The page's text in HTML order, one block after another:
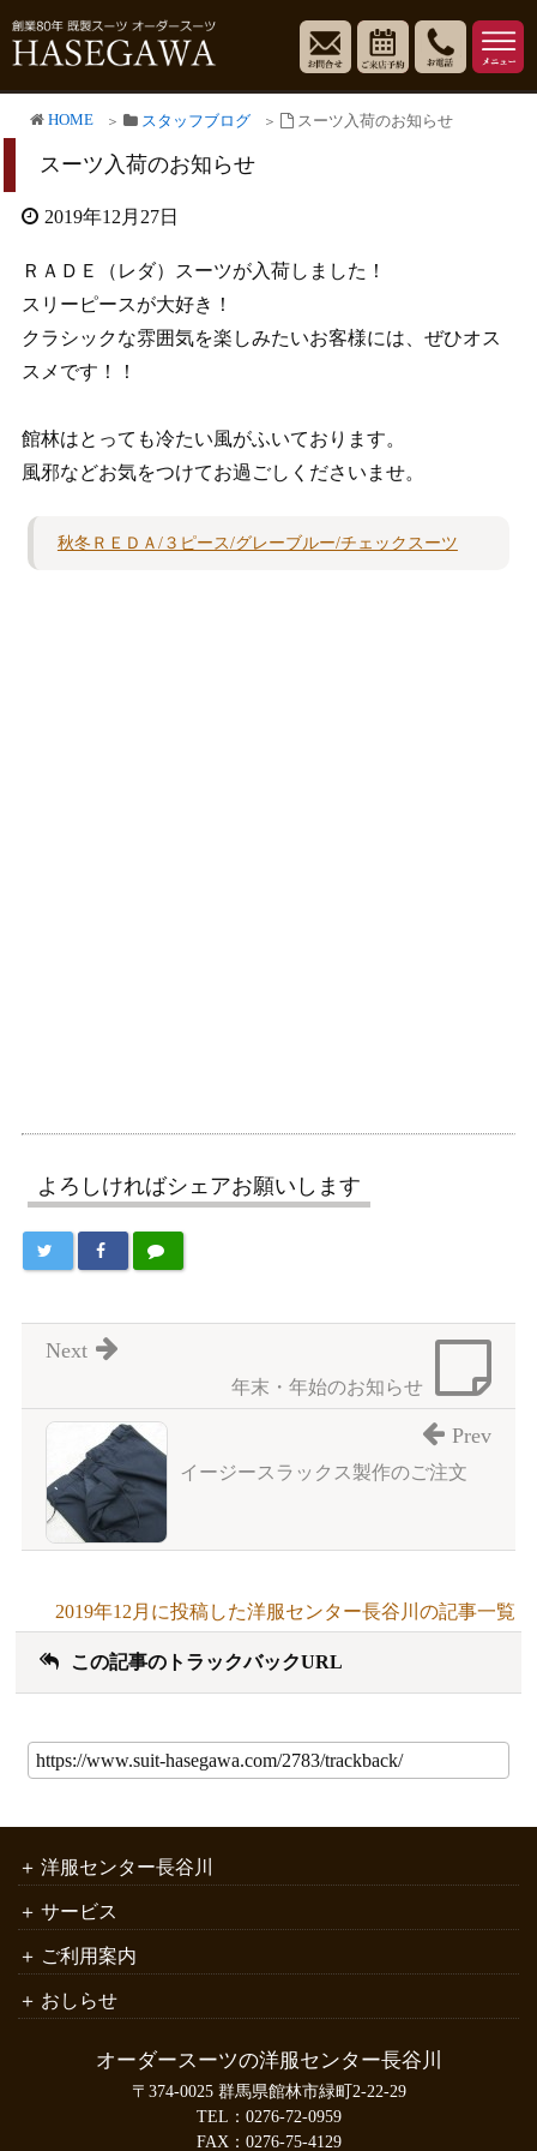
HOME スタッフブログ スーツ入荷のお知らせ
スーツ入荷のお知らせ
2019年12月27日
ＲＡＤＥ（レダ）スーツが入荷しました！
スリーピースが大好き！
クラシックな雰囲気を楽しみたいお客様には、ぜひオス
スメです！！
館林はとっても冷たい風がふいております。
風邪などお気をつけてお過ごしくださいませ。
秋冬ＲＥＤＡ/３ピース/グレーブルー/チェックスーツ
よろしければシェアお願いします
年末・年始のお知らせ
Next
イージースラックス製作のご注文
Prev
2019年12月に投稿した洋服センター長谷川の記事一覧
この記事のトラックバックURL
洋服センター長谷川
サービス
ご利用案内
おしらせ
オーダースーツの洋服センター長谷川
〒374-0025 群馬県館林市緑町2-22-29
TEL： 0276-72-0959
FAX：0276-75-4129